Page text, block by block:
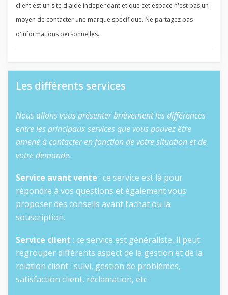
client est un site d'aide indépendant et que cet espace n'est pas un
moyen de contacter une marque spécifique. Ne partagez pas
d'informations personnelles.
Les différents services
Nous allons vous présenter brièvement les différences
entre les principaux services que vous pouvez être
amené à contacter en fonction de votre situation et de
votre demande.
Service avant vente : ce service est là pour
répondre à vos questions et également vous
proposer des conseils avant l’achat ou la
souscription.
Service client : ce service est généraliste, il peut
regrouper différents aspect de la gestion et de la
relation client : suivi, gestion de problèmes,
satisfaction client, réclamation, etc.